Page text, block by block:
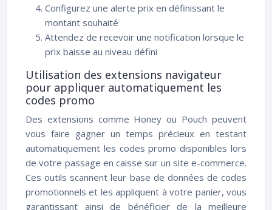
Configurez une alerte prix en définissant le
montant souhaité
Attendez de recevoir une notification lorsque le
prix baisse au niveau défini
Utilisation des extensions navigateur
pour appliquer automatiquement les
codes promo
Des extensions comme Honey ou Pouch peuvent
vous faire gagner un temps précieux en testant
automatiquement les codes promo disponibles lors
de votre passage en caisse sur un site e-commerce.
Ces outils scannent leur base de données de codes
promotionnels et les appliquent à votre panier, vous
garantissant ainsi de bénéficier de la meilleure